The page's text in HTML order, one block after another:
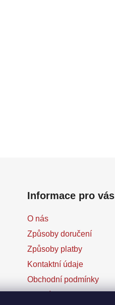
Informace pro vás
O nás
Způsoby doručení
Způsoby platby
Kontaktní údaje
Obchodní podmínky